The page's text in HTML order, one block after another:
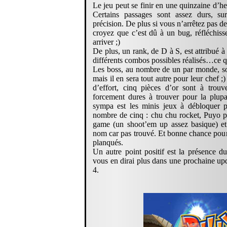
Le jeu peut se finir en une quinzaine
Certains passages sont assez durs,
précision. De plus si vous n’arrêtez pas
croyez que c’est dû à un bug,
arriver ;)
De plus, un rank, de D à S, est attribué
différents combos possibles réalisés…ce
Les boss, au nombre de un par monde,
mais il en sera tout autre pour leur chef
d’effort, cinq pièces d’or sont à
forcement dures à trouver pour la
sympa est les minis jeux à
nombre de cinq : chu chu rocket,
game (un shoot’em up assez basique)
nom car pas trouvé. Et bonne chance
planqués.
Un autre point positif est la présence
vous en dirai plus dans une prochaine
4.